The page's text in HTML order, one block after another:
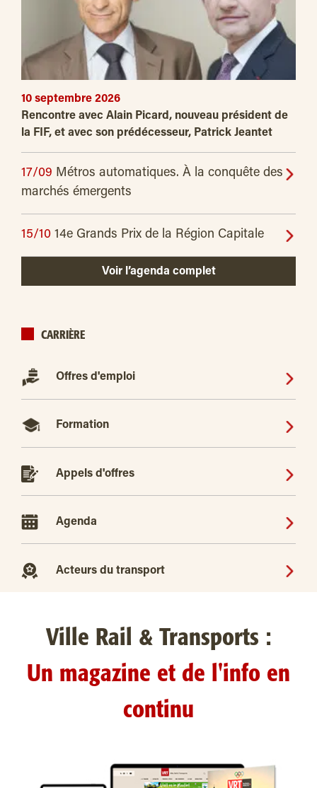
10 septembre 2026
Rencontre avec Alain Picard, nouveau président de
la FIF, et avec son prédécesseur, Patrick Jeantet
17/09 Métros automatiques. À la conquête des
marchés émergents
15/10 14e Grands Prix de la Région Capitale
Voir l’agenda complet
CARRIÈRE
Offres d'emploi
Formation
Appels d'offres
Agenda
Acteurs du transport
Ville Rail & Transports :
Un magazine et de l'info en
continu